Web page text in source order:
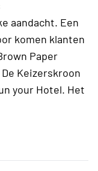
aandacht. Een
komen klanten
Paper
Keizerskroon
your Hotel. Het